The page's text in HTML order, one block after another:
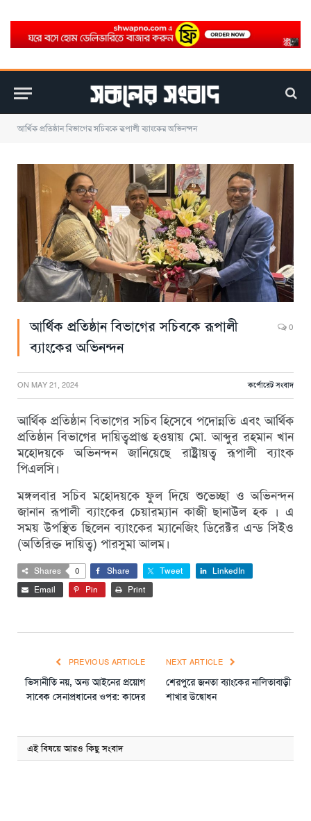
আর্থিক প্রতিষ্ঠান বিভাগের সচিবকে রূপালী ব্যাংকের অভিনন্দন
আর্থিক প্রতিষ্ঠান বিভাগের সচিবকে রূপালী
ব্যাংকের অভিনন্দন
0
ON MAY 21, 2024 কর্পোরেট সংবাদ
আর্থিক প্রতিষ্ঠান বিভাগের সচিব হিসেবে পদোন্নতি এবং আর্থিক
প্রতিষ্ঠান বিভাগের দায়িত্বপ্রাপ্ত হওয়ায় মো. আব্দুর রহমান খান
মহোদয়কে অভিনন্দন জানিয়েছে রাষ্ট্রায়ত্ব রূপালী ব্যাংক
পিএলসি।
মঙ্গলবার সচিব মহোদয়কে ফুল দিয়ে শুভেচ্ছা ও অভিনন্দন
জানান রূপালী ব্যাংকের চেয়ারম্যান কাজী ছানাউল হক । এ
সময় উপস্থিত ছিলেন ব্যাংকের ম্যানেজিং ডিরেক্টর এন্ড সিইও
(অতিরিক্ত দায়িত্ব) পারসুমা আলম।
Shares 0 Share Tweet
LinkedIn
Email
Pin Print
PREVIOUS ARTICLE
ভিসানীতি নয়, অন্য আইনের প্রয়োগ
সাবেক সেনাপ্রধানের ওপর: কাদের
NEXT ARTICLE
শেরপুরে জনতা ব্যাংকের নালিতাবাড়ী
শাখার উদ্বোধন
এই বিষয়ে আরও কিছু সংবাদ